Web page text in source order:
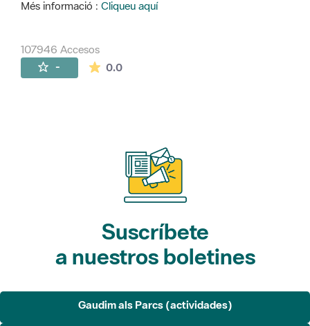
Més informació : Cliqueu aquí
107946 Accesos
- 0.0La valoración media es de 0 estrellas de
Suscríbete
a nuestros boletines
Gaudim als Parcs (actividades)